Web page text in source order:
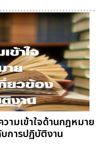
ามเข้าใจด้านกฎหมาย
การปฏิบัติงาน